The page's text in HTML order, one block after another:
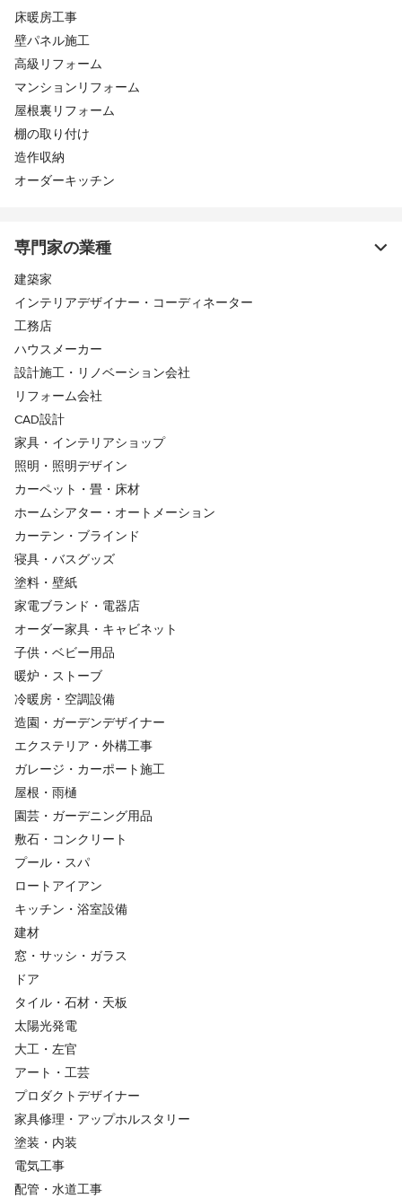
床暖房工事
壁パネル施工
高級リフォーム
マンションリフォーム
屋根裏リフォーム
棚の取り付け
造作収納
オーダーキッチン
専門家の業種
建築家
インテリアデザイナー・コーディネーター
工務店
ハウスメーカー
設計施工・リノベーション会社
リフォーム会社
CAD設計
家具・インテリアショップ
照明・照明デザイン
カーペット・畳・床材
ホームシアター・オートメーション
カーテン・ブラインド
寝具・バスグッズ
塗料・壁紙
家電ブランド・電器店
オーダー家具・キャビネット
子供・ベビー用品
暖炉・ストーブ
冷暖房・空調設備
造園・ガーデンデザイナー
エクステリア・外構工事
ガレージ・カーポート施工
屋根・雨樋
園芸・ガーデニング用品
敷石・コンクリート
プール・スパ
ロートアイアン
キッチン・浴室設備
建材
窓・サッシ・ガラス
ドア
タイル・石材・天板
太陽光発電
大工・左官
アート・工芸
プロダクトデザイナー
家具修理・アップホルスタリー
塗装・内装
電気工事
配管・水道工事